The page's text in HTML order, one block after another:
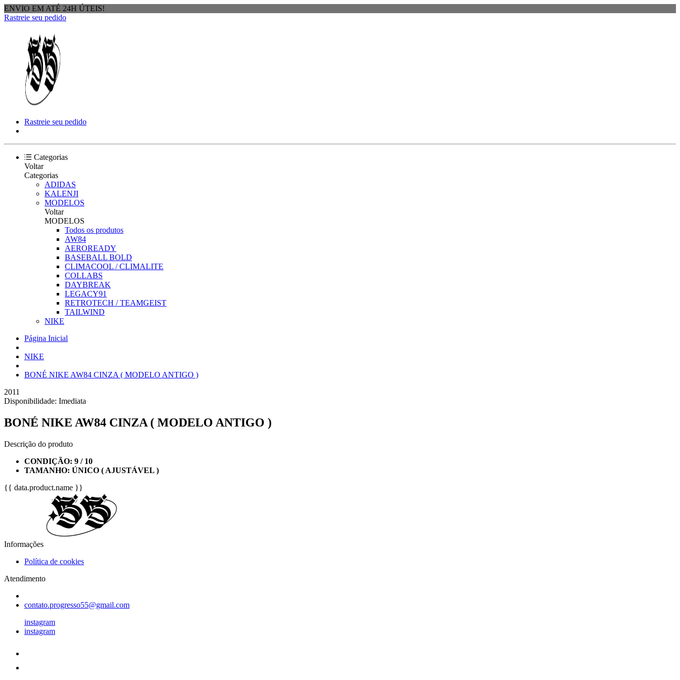
ENVIO EM ATÉ 24H ÚTEIS!
Rastreie seu pedido
Rastreie seu pedido
Categorias
Voltar
Categorias
ADIDAS
KALENJI
MODELOS
Voltar
MODELOS
Todos os produtos
AW84
AEROREADY
BASEBALL BOLD
CLIMACOOL / CLIMALITE
COLLABS
DAYBREAK
LEGACY91
RETROTECH / TEAMGEIST
TAILWIND
NIKE
Página Inicial
NIKE
BONÉ NIKE AW84 CINZA ( MODELO ANTIGO )
2011
Disponibilidade: Imediata
BONÉ NIKE AW84 CINZA ( MODELO ANTIGO )
Descrição do produto
CONDIÇÃO: 9 / 10
TAMANHO: ÚNICO ( AJUSTÁVEL )
{{ data.product.name }}
Informações
Política de cookies
Atendimento
contato.progresso55@gmail.com
instagram
instagram